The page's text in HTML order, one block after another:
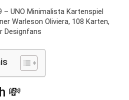
– UNO Minimalista Kartenspiel
Warleson Oliviera, 108 Karten,
Designfans
💸